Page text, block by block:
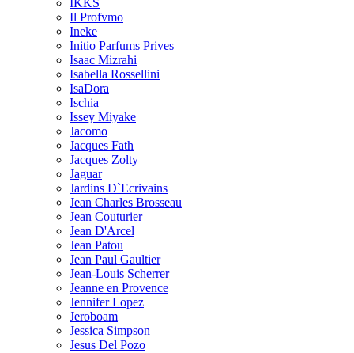
IKKS
Il Profvmo
Ineke
Initio Parfums Prives
Isaac Mizrahi
Isabella Rossellini
IsaDora
Ischia
Issey Miyake
Jacomo
Jacques Fath
Jacques Zolty
Jaguar
Jardins D`Ecrivains
Jean Charles Brosseau
Jean Couturier
Jean D'Arcel
Jean Patou
Jean Paul Gaultier
Jean-Louis Scherrer
Jeanne en Provence
Jennifer Lopez
Jeroboam
Jessica Simpson
Jesus Del Pozo